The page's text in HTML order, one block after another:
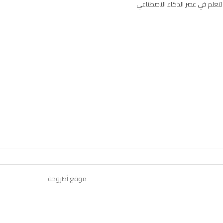
في عصر الذكاء الاصطناعي
موقع أطروحة